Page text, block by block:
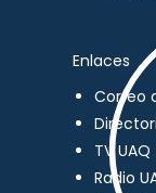
Enlaces
Correo
TV UAQ
Radio